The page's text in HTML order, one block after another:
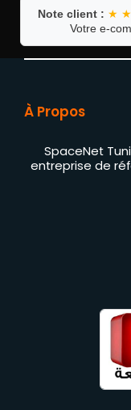
Note client : ★
Votre e-
À Propos
SpaceNet
entreprise de